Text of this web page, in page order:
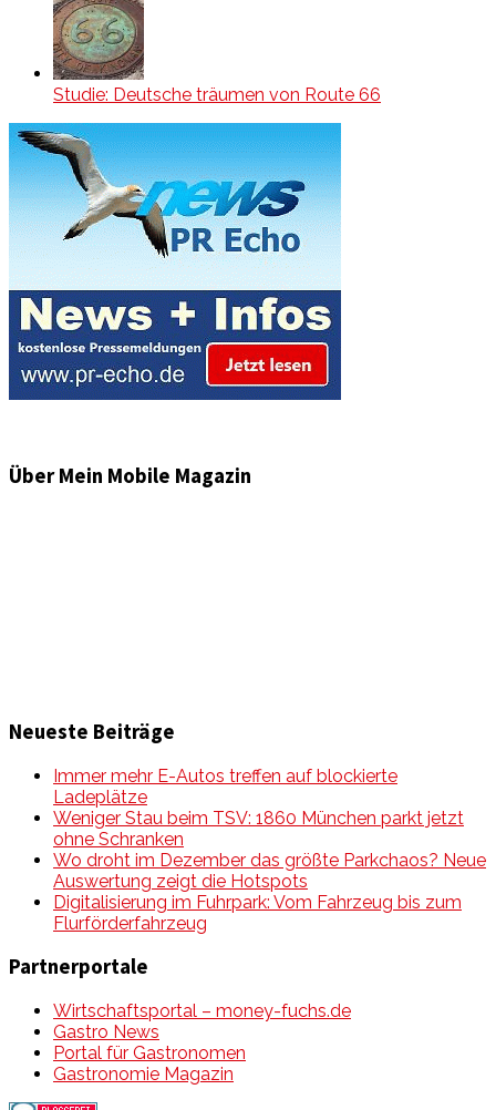
Studie: Deutsche träumen von Route 66
Über Mein Mobile Magazin
Neueste Beiträge
Immer mehr E-Autos treffen auf blockierte
Ladeplätze
Weniger Stau beim TSV: 1860 München parkt jetzt
ohne Schranken
Wo droht im Dezember das größte Parkchaos? Neue
Auswertung zeigt die Hotspots
Digitalisierung im Fuhrpark: Vom Fahrzeug bis zum
Flurförderfahrzeug
Partnerportale
Wirtschaftsportal – money-fuchs.de
Gastro News
Portal für Gastronomen
Gastronomie Magazin